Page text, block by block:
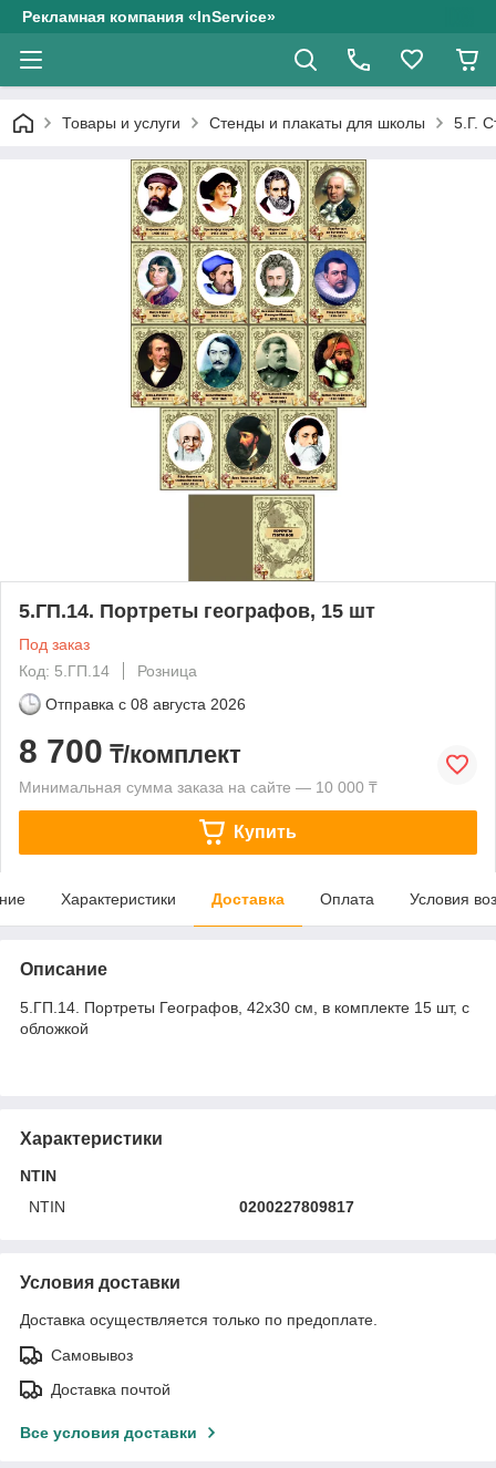
Рекламная компания «InService»
Товары и услуги Стенды и плакаты для школы 5.Г.
5.ГП.14. Портреты географов, 15 шт
Под заказ
Код: 5.ГП.14
Розница
Отправка с 08 августа 2026
8 700 ₸/комплект
Минимальная сумма заказа на сайте — 10 000 ₸
Купить
Характеристики Доставка Оплата Условия
Описание
5.ГП.14. Портреты Географов, 42х30 см, в комплекте 15 шт, с
обложкой
Характеристики
NTIN
NTIN
0200227809817
Условия доставки
Доставка осуществляется только по предоплате.
Самовывоз
Доставка почтой
Все условия доставки